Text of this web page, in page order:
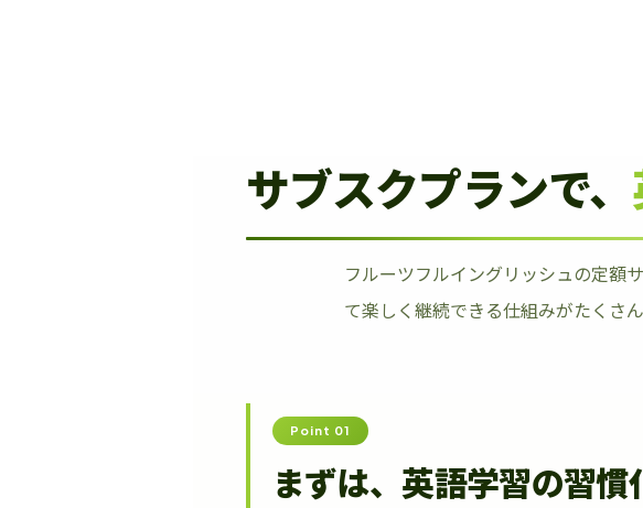
サブスクプランで、
フルーツフルイングリッシュの定額
て楽しく継続できる仕組みがたくさん
Point 01
まずは、英語学習の習慣